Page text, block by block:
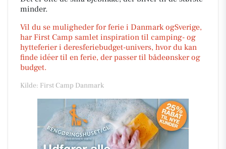
minder.
Vil du se muligheder for ferie i Danmark ogSverige,
har First Camp samlet inspiration til camping- og
hytteferier i deresferiebudget-univers, hvor du kan
finde idéer til en ferie, der passer til bådeønsker og
budget.
Kilde: First Camp Danmark